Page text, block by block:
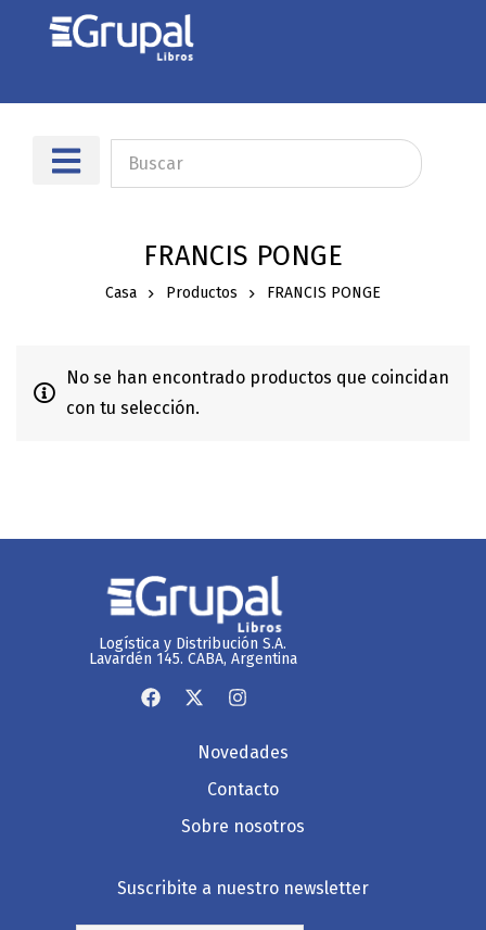
FRANCIS PONGE
Casa Productos FRANCIS PONGE
No se han encontrado productos que coincidan
con tu selección.
Logística y Distribución S.A.
Lavardén 145. CABA, Argentina
Novedades
Contacto
Sobre nosotros
Suscribite a nuestro newsletter